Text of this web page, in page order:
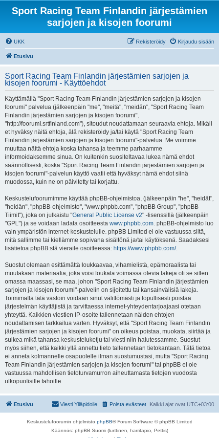
Sport Racing Team Finlandin järjestämien
sarjojen ja kisojen foorumi
UKK Kirjaudu sisään
Rekisteröidy
Etusivu
Sport Racing Team Finlandin järjestämien sarjojen ja
kisojen foorumi - Käyttöehdot
Käyttämällä "Sport Racing Team Finlandin järjestämien sarjojen ja kisojen
foorumi" palvelua (jälkeenpäin "me", "meitä", "meidän", "Sport Racing Team
Finlandin järjestämien sarjojen ja kisojen foorumi",
"http://foorumi.srtfinland.com"), sitoudut noudattamaan seuraavia ehtoja. Mikäli
et hyväksy näitä ehtoja, älä rekisteröidy ja/tai käytä "Sport Racing Team
Finlandin järjestämien sarjojen ja kisojen foorumi"-palvelua. Me voimme
muuttaa näitä ehtoja koska tahansa ja teemme parhaamme
informoidaksemme sinua. On kuitenkin suositeltavaa lukea nämä ehdot
säännöllisesti, koska "Sport Racing Team Finlandin järjestämien sarjojen ja
kisojen foorumi"-palvelun käyttö vaatii että hyväksyt nämä ehdot siinä
muodossa, kuin ne on päivitetty tai korjattu.
Keskustelufoorumimme käyttää phpBB-ohjelmistoa, (jälkeenpäin "he", "heidät",
"heidän", "phpBB-ohjelmisto", "www.phpbb.com", "phpBB Group", "phpBB
Tiimit"), joka on julkaistu "General Public License v2" -lisenssillä (jälkeenpäin
"GPL") ja se voidaan ladata osoitteesta www.phpbb.com. phpBB-ohjelmisto luo
vain ympäristön internet-keskustelulle. phpBB Limited ei ole vastuussa siitä,
mitä sallimme tai kiellämme sopivana sisältönä ja/tai käytöksenä. Saadaksesi
lisätietoa phpBB:stä vieraile osoitteessa: https://www.phpbb.com/.
Suostut olemaan esittämättä loukkaavaa, vihamielistä, epämoraalista tai
muutakaan materiaalia, joka voisi loukata voimassa olevia lakeja oli se sitten
omassa maassasi, se maa, johon "Sport Racing Team Finlandin järjestämien
sarjojen ja kisojen foorumi"-palvelin on sijoitettu tai kansainvälisiä lakeja.
Toimimalla tätä vastoin voidaan sinut välittömästi ja lopullisesti poistaa
järjestelmän käyttäjistä ja tarvittaessa internet-yhteydentarjoajaasi otetaan
yhteyttä. Kaikkien viestien IP-osoite tallennetaan näiden ehtojen
noudattamisen tarkkailua varten. Hyväksyt, että "Sport Racing Team Finlandin
järjestämien sarjojen ja kisojen foorumi" on oikeus poistaa, muokata, siirtää ja
sulkea mikä tahansa keskusteluketju tai viesti niin halutessamme. Suostut
myös siihen, että kaikki yllä annettu tieto tallennetaan tietokantaan. Tätä tietoa
ei anneta kolmannelle osapuolelle ilman suostumustasi, mutta "Sport Racing
Team Finlandin järjestämien sarjojen ja kisojen foorumi" tai phpBB ei ole
vastuussa mahdollisen tietoturvamurron aiheuttamasta tietojen vuodosta
ulkopuolisille tahoille.
Etusivu Kaikki ajat ovat UTC+03:00
Poista evästeet
Viesti Ylläpidolle
Keskustelufoorumin ohjelmisto phpBB® Forum Software © phpBB Limited
Käännös: phpBB Suomi (lurttinen, harritapio, Pettis)